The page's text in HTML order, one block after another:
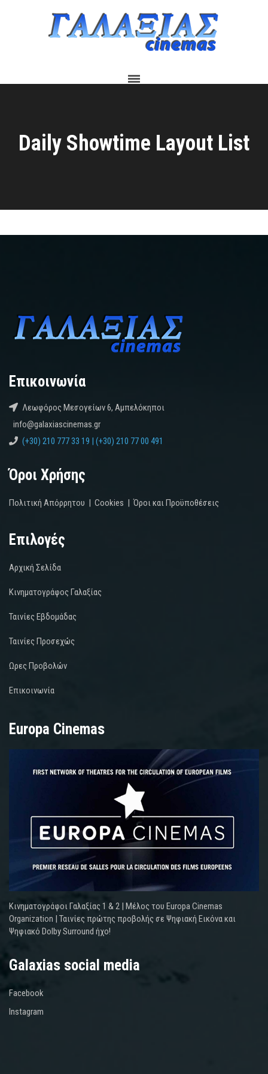
Daily Showtime Layout List
Επικοινωνία
Λεωφόρος Μεσογείων 6, Αμπελόκηποι
info@galaxiascinemas.gr
(+30) 210 777 33 19 | (+30) 210 77 00 491
Όροι Χρήσης
Πολιτική Απόρρητου | Cookies |Όροι και Προϋποθέσεις
Επιλογές
Αρχική Σελίδα
Κινηματογράφος Γαλαξίας
Ταινίες Εβδομάδας
Ταινίες Προσεχώς
Ωρες Προβολών
Επικοινωνία
Europa Cinemas
Κινηματογράφοι Γαλαξίας 1 & 2 | Μέλος του Europa Cinemas
Organization | Ταινίες πρώτης προβολής σε Ψηφιακή Εικόνα και
Ψηφιακό Dolby Surround ήχο!
Galaxias social media
Facebook
Instagram